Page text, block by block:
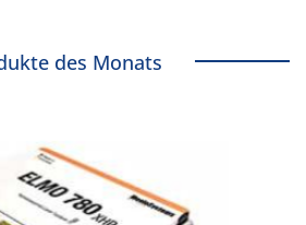
des Monats